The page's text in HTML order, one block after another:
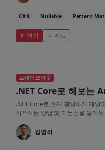
C# 8 Nullable Pattern
영상 자료
브레이크아웃
.NET Core로 해보는
.NET Core로 현재 활발하게 개발
시작하는 방법 및 가능성을 알아
김영하